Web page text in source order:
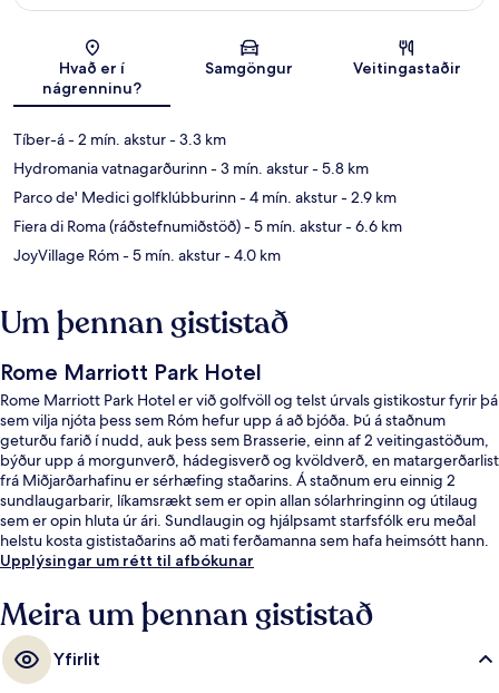
Kort
Hvað er í
nágrenninu?
Samgöngur Veitingastaðir
Tíber-á- 2 mín. akstur- 3.3 km
Hydromania vatnagarðurinn- 3 mín. akstur- 5.8 km
Parco de' Medici golfklúbburinn- 4 mín. akstur- 2.9 km
Fiera di Roma (ráðstefnumiðstöð)- 5 mín. akstur- 6.6 km
JoyVillage Róm- 5 mín. akstur- 4.0 km
Um þennan gististað
Rome Marriott Park Hotel
Rome Marriott Park Hotel er við golfvöll og telst úrvals gistikostur fyrir þá
sem vilja njóta þess sem Róm hefur upp á að bjóða. Þú á staðnum
geturðu farið í nudd, auk þess sem Brasserie, einn af 2 veitingastöðum,
býður upp á morgunverð, hádegisverð og kvöldverð, en matargerðarlist
frá Miðjarðarhafinu er sérhæfing staðarins. Á staðnum eru einnig 2
sundlaugarbarir, líkamsrækt sem er opin allan sólarhringinn og útilaug
sem er opin hluta úr ári. Sundlaugin og hjálpsamt starfsfólk eru meðal
helstu kosta gististaðarins að mati ferðamanna sem hafa heimsótt hann.
Upplýsingar um rétt til afbókunar
Meira um þennan gististað
Yfirlit